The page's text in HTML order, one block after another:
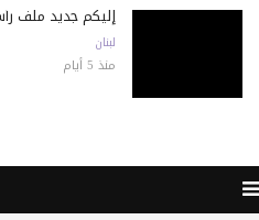
إليكم جديد ملف
لبنان
منذ 5 أيام